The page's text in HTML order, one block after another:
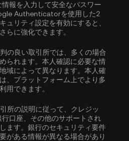
情報を入力して安全なパスワー
Authenticatorを使用した2
ュリティ設定を有効にすると、
らに強化できます。
の良い取引所では、多くの場合
られます。本人確認に必要な情
域によって異なります。本人確
、プラットフォーム上でより多
用できます。
所の説明に従って、クレジッ
行口座、その他のサポートされ
ます。銀行のセキュリティ要件
がある情報が異なる場合があり